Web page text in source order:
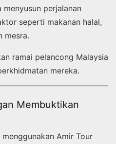
menyusun perjalanan
seperti makanan halal,
mesra.
ramai pelancong Malaysia
mereka.
Membuktikan
Amir Tour